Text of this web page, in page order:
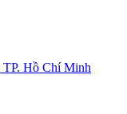
TP. Hồ Chí Minh